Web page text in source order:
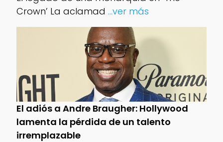
Crown’ La aclamad ...ver más
El adiós a Andre Braugher: Hollywood
lamenta la pérdida de un talento
irremplazable